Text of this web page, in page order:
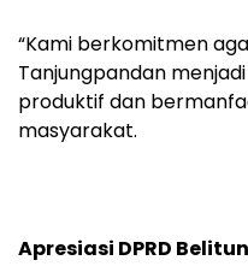
“Kami berkomitmen
Tanjungpandan
produktif dan
masyarakat.
Apresiasi DPRD